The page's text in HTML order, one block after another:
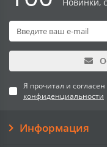
Я прочитал и
конфиденциальности
Информация